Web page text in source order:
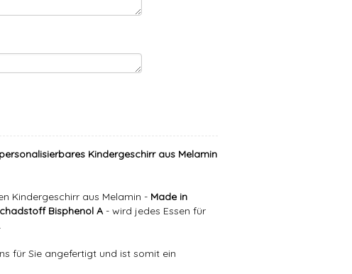
Kindergeschirr aus Melamin
Kindergeschirr aus Melamin - Made in
Bisphenol A- wird jedes Essen für
für Sie angefertigt und ist somit ein